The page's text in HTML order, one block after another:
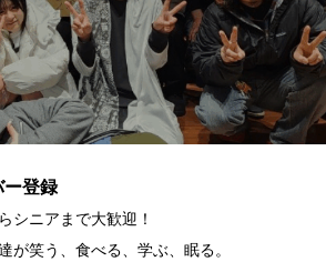
ー登録
シニアまで大歓迎！
が笑う、食べる、学ぶ、眠る。